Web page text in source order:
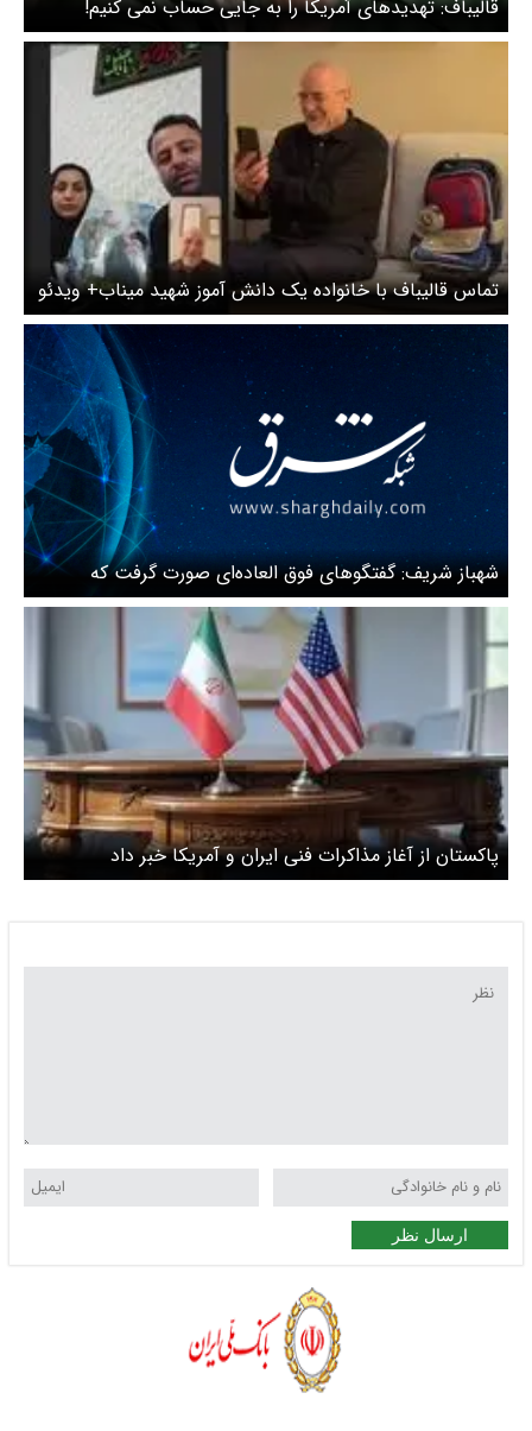
قالیباف: تهدیدهای آمریکا را به جایی حساب نمی کنیم!
تماس قالیباف با خانواده یک دانش آموز شهید میناب+ ویدئو
شهباز شریف: گفتگوهای فوق العاده‌ای صورت گرفت که
امیدوارم به نتایج ثمربخشی هدایت شود
پاکستان از آغاز مذاکرات فنی ایران و آمریکا خبر داد
ارسال نظر